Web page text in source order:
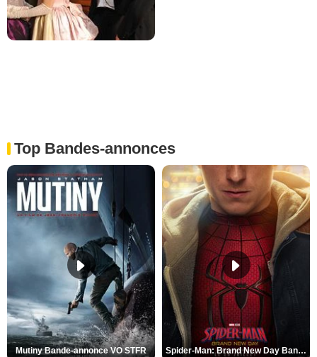
Top Bandes-annonces
Mutiny Bande-annonce VO STFR Spider-Man: Brand New Day Bande-annonce VO STFR